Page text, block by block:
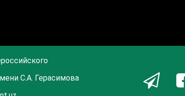
С.А. Герасимова